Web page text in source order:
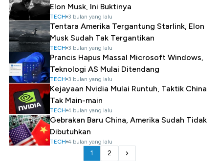
Elon Musk, Ini Buktinya
TECH 3 bulan yang lalu
Tentara Amerika Tergantung Starlink, Elon
Musk Sudah Tak Tergantikan
TECH 3 bulan yang lalu
Prancis Hapus Massal Microsoft Windows,
Teknologi AS Mulai Ditendang
TECH 3 bulan yang lalu
Kejayaan Nvidia Mulai Runtuh, Taktik China
Tak Main-main
TECH 4 bulan yang lalu
Gebrakan Baru China, Amerika Sudah Tidak
Dibutuhkan
TECH 4 bulan yang lalu
1 2